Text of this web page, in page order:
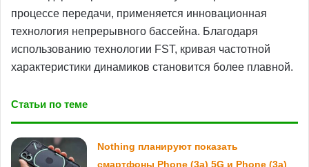
процессе передачи, применяется инновационная
технология непрерывного бассейна. Благодаря
использованию технологии FST, кривая частотной
характеристики динамиков становится более плавной.
Статьи по теме
Nothing планируют показать
смартфоны Phone (3a) 5G и Phone (3a)